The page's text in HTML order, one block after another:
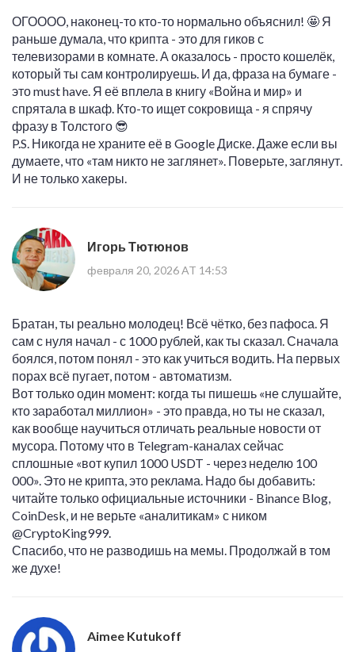
ОГОООО, наконец-то кто-то нормально объяснил! 🤩 Я
раньше думала, что крипта - это для гиков с
телевизорами в комнате. А оказалось - просто кошелёк,
который ты сам контролируешь. И да, фраза на бумаге -
это must have. Я её вплела в книгу «Война и мир» и
спрятала в шкаф. Кто-то ищет сокровища - я спрячу
фразу в Толстого 😎
P.S. Никогда не храните её в Google Диске. Даже если вы
думаете, что «там никто не заглянет». Поверьте, заглянут.
И не только хакеры.
Игорь Тютюнов
февраля 20, 2026 AT 14:53
Братан, ты реально молодец! Всё чётко, без пафоса. Я
сам с нуля начал - с 1000 рублей, как ты сказал. Сначала
боялся, потом понял - это как учиться водить. На первых
порах всё пугает, потом - автоматизм.
Вот только один момент: когда ты пишешь «не слушайте,
кто заработал миллион» - это правда, но ты не сказал,
как вообще научиться отличать реальные новости от
мусора. Потому что в Telegram-каналах сейчас
сплошные «вот купил 1000 USDT - через неделю 100
000». Это не крипта, это реклама. Надо бы добавить:
читайте только официальные источники - Binance Blog,
CoinDesk, и не верьте «аналитикам» с ником
@CryptoKing999.
Спасибо, что не разводишь на мемы. Продолжай в том
же духе!
Aimee Kutukoff